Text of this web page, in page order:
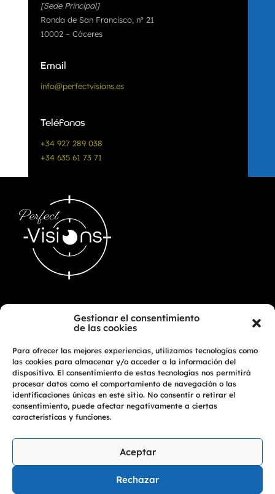
Gestionar el consentimiento
de las cookies
Para ofrecer las mejores experiencias, utilizamos tecnologías como
las cookies para almacenar y/o acceder a la información del
dispositivo. El consentimiento de estas tecnologías nos permitirá
procesar datos como el comportamiento de navegación o las
identificaciones únicas en este sitio. No consentir o retirar el
consentimiento, puede afectar negativamente a ciertas
características y funciones.
Aceptar
Rechazar
[Sede Principal]
Ronda de San Francisco, nº 21
10002 – Cáceres
Email
info@perfectvisions.es
Teléfonos
+34 927 289 038
+34 635 61 73 71
Red de Tiendas
Tienda Online
Noticias
Aviso Legal